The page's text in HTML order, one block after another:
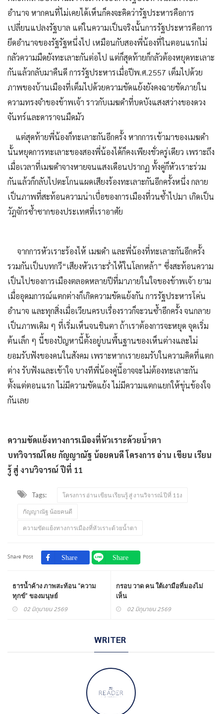
อำนาจ หากคนที่ไม่เคยได้เห็นก็คงจะคิดว่ารัฐประหารคือการ
เปลี่ยนแปลงรัฐบาล แต่ในความเป็นจริงนั้นการรัฐประหารคือการ
ยึดอำนาจของรัฐรัฐหนึ่งไป เหมือนกับสองพี่น้องที่ในตอนแรกไม่
กลัวความมืดยังทะเลาะกันต่อไป แต่ก็สุดท้ายก็กลัวต้องหยุดทะเลาะ
กันแล้วกลับมาคืนดี การรัฐประหารเมื่อปีพ.ศ.2557 เต็มไปด้วย
ภาพของบ้านเมืองที่เต็มไปด้วยความขัดแย้งยังคงฉายชัดภายใน
ความทรงจำของข้าพเจ้า ราวกับเมฆดำที่บดบังแสงสว่างของดวง
จันทร์และดาราจนมืดมัว
แต่สุดท้ายพี่น้องก็ทะเลาะกันอีกครั้ง หากการเข้ามาของเมฆดำ
นั้นหยุดการทะเลาะของสองพี่น้องได้ก็คงเพียงชั่วครู่เดียว เพราะถึง
เมื่อเวลาที่เมฆดำจางหายจนแสงเดือนปรากฏ ทั้งคู่ก็หัวเราะร่วม
กันแล้วก็กลับไปตะโกนแผดเสียงร้องทะเลาะกันอีกครั้งหนึ่ง กลาย
เป็นภาพที่สะท้อนความน่าเบื่อของการเมืองที่วนซ้ำไปมา เกิดเป็น
วัฎจักรซ้ำซากของประเทศที่เราอาศัย
จากการหัวเราะร้องไห้ เมฆดำ และพี่น้องที่ทะเลาะกันอีกครั้ง
รวมกันเป็นบทกวี“เสียงหัวเราะร่ำไห้ในโลกหล้า” ซึ่งสะท้อนความ
เป็นไปของการเมืองตลอดหลายปีที่มาภายในใจของข้าพเจ้า ยาม
เมื่ออุดมการณ์แตกต่างก็เกิดความขัดแย้งกัน การรัฐประหารโค่น
อำนาจ และทุกสิ่งเมื่อเวียนครบเรื่องราวก็จะวนซ้ำอีกครั้ง จนกลาย
เป็นภาพเดิม ๆ ที่เริ่มเห็นจนชินตา ถ้าเราต้องการจะหยุด จุดเริ่ม
ต้นเล็ก ๆ นี้ของปัญหานี้ตั้งอยู่บนพื้นฐานของเห็นต่างและไม่
ยอมรับฟังของคนในสังคม เพราะหากเรายอมรับในความคิดที่แตก
ต่าง รับฟังและเข้าใจ บางทีพี่น้องคู่นี้อาจจะไม่ต้องทะเลาะกัน
ตั้งแต่ตอนแรก ไม่มีความขัดแย้ง ไม่มีความแตกแยกให้ขุ่นข้องใจ
กันเลย
ความขัดแย้งทางการเมืองที่หัวเราะด้วยน้ำตา
บทวิจารณ์โดย กัญญาณัฐ น้อยคนดี โครงการ อ่าน เขียน เรียน
รู้ สู่ งานวิจารณ์ ปีที่ 11
Tags: โครงการ อ่าน เขียน เรียนรู้ สู่ งานวิจารณ์ ปีที่ 11ง
กัญญาณัฐ น้อยคนดี
ความขัดแย้งทางการเมืองที่หัวเราะด้วยน้ำตา
Share Post
ธารน้ำค้าง ภาพสะท้อน “ความ
ทุกข์” ของมนุษย์
02 มิถุนายน 2569
กรอบ วาด คน ใต้เงามือที่มองไม่
เห็น
02 มิถุนายน 2569
WRITER